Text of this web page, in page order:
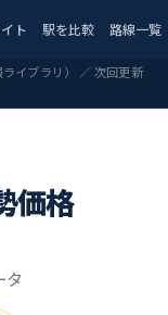
ト 駅を比較 路線一覧
イブラリ） ／ 次回更新
価格
タ